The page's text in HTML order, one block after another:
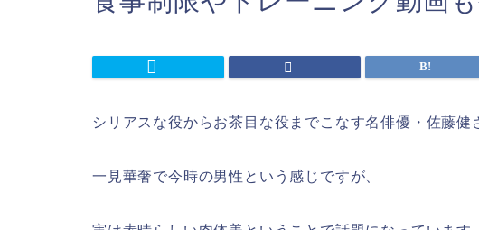
シリアスな役からお茶目な役までこなす名俳優・佐藤健
一見華奢で今時の男性という感じですが、